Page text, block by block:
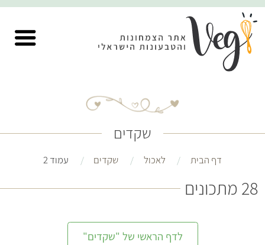
שקדים
דף הבית לאכול שקדים עמוד 2
28 מתכונים
לדף הראשי של "שקדים"